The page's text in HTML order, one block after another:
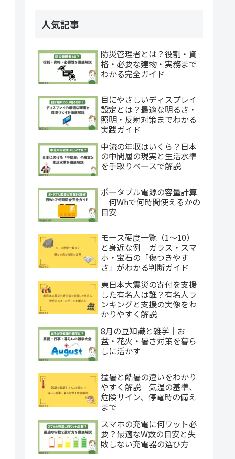
人気記事
防災管理者とは？役割・資
格・必要な建物・実務まで
わかる完全ガイド
目にやさしいディスプレイ
設定とは？最適な明るさ・
照明・反射対策までわかる
実践ガイド
中流の年収はいくら？日本
の中間層の現実と生活水準
を手取りベースで解説
ポータブル電源の容量計算
｜何Whで何時間使えるかの
目安
モース硬度一覧（1〜10）
と身近な例｜ガラス・スマ
ホ・宝石の「傷つきやす
さ」がわかる判断ガイド
東日本大震災の寄付を支援
した有名人は誰？有名人ラ
ンキングと支援の実像をわ
かりやすく解説
8月の豆知識と雑学｜お
盆・花火・暑さ対策を暮ら
しに活かす
猛暑と酷暑の違いをわかり
やすく解説｜気温の基準、
危険サイン、停電時の備え
まで
スマホの充電に何ワット必
要？最適なW数の目安と失
敗しない充電器の選び方